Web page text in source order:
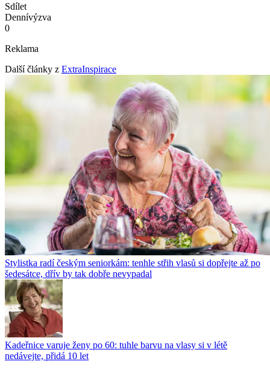
Sdílet
Dennívýzva
0
Reklama
Další články z ExtraInspirace
Stylistka radí českým seniorkám: tenhle střih vlasů si dopřejte až po
šedesátce, dřív by tak dobře nevypadal
Kadeřnice varuje ženy po 60: tuhle barvu na vlasy si v létě
nedávejte, přidá 10 let